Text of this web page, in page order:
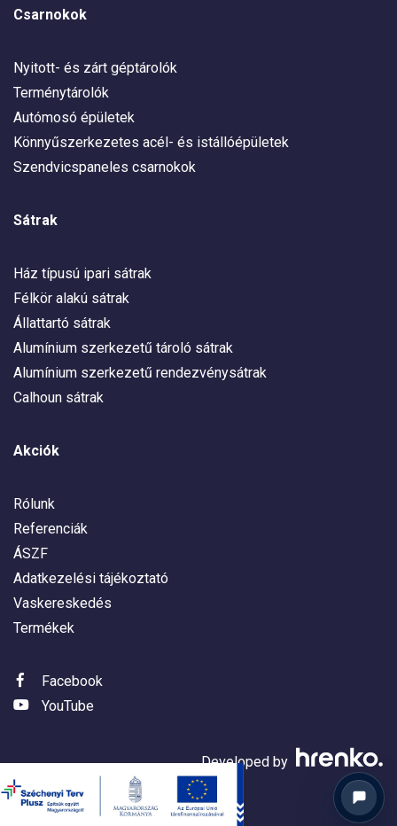
Csarnokok
Nyitott- és zárt géptárolók
Terménytárolók
Autómosó épületek
Könnyűszerkezetes acél- és istállóépületek
Szendvicspaneles csarnokok
Sátrak
Ház típusú ipari sátrak
Félkör alakú sátrak
Állattartó sátrak
Alumínium szerkezetű tároló sátrak
Alumínium szerkezetű rendezvénysátrak
Calhoun sátrak
Akciók
Rólunk
Referenciák
ÁSZF
Adatkezelési tájékoztató
Vaskereskedés
Termékek
Facebook
YouTube
Developed by